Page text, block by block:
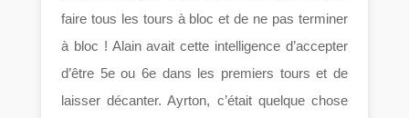
faire tous les tours à bloc et de ne pas terminer
à bloc ! Alain avait cette intelligence d’accepter
d’être 5e ou 6e dans les premiers tours et de
laisser décanter. Ayrton, c’était quelque chose